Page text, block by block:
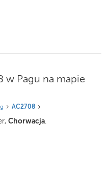
w Pagu na mapie
AC2708
Chorwacja